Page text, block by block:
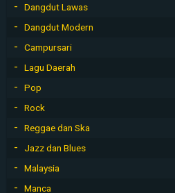
Dangdut Lawas
Dangdut Modern
Campursari
Lagu Daerah
Pop
Rock
Reggae dan Ska
Jazz dan Blues
Malaysia
Manca